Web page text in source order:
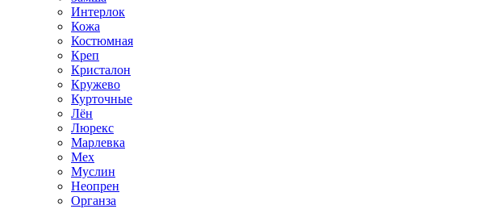
Интерлок
Кожа
Костюмная
Креп
Кристалон
Кружево
Курточные
Лён
Люрекс
Марлевка
Мех
Муслин
Неопрен
Органза